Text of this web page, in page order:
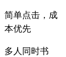
简单点击，成
本优先
多人同时书